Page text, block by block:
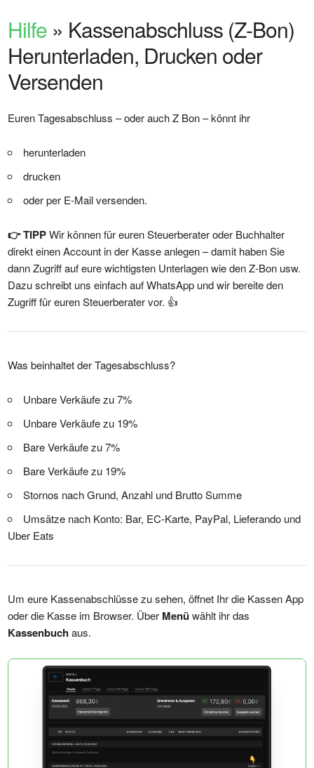
Hilfe » Kassenabschluss (Z-Bon)
Herunterladen, Drucken oder
Versenden
Euren Tagesabschluss – oder auch Z Bon – könnt ihr
herunterladen
drucken
oder per E-Mail versenden.
👉 TIPPWir können für euren Steuerberater oder Buchhalter
direkt einen Account in der Kasse anlegen – damit haben Sie
dann Zugriff auf eure wichtigsten Unterlagen wie den Z-Bon usw.
Dazu schreibt uns einfach auf WhatsApp und wir bereite den
Zugriff für euren Steuerberater vor. 👍
Was beinhaltet der Tagesabschluss?
Unbare Verkäufe zu 7%
Unbare Verkäufe zu 19%
Bare Verkäufe zu 7%
Bare Verkäufe zu 19%
Stornos nach Grund, Anzahl und Brutto Summe
Umsätze nach Konto: Bar, EC-Karte, PayPal, Lieferando und
Uber Eats
Um eure Kassenabschlüsse zu sehen, öffnet Ihr die Kassen App
oder die Kasse im Browser. Über Menüwählt ihr das
Kassenbuchaus.